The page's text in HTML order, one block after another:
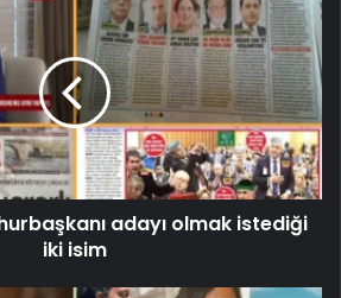
adayı olmak istediği
iki isim